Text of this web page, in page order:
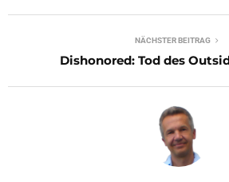
NÄCHSTER BEITRAG
Dishonored: Tod des